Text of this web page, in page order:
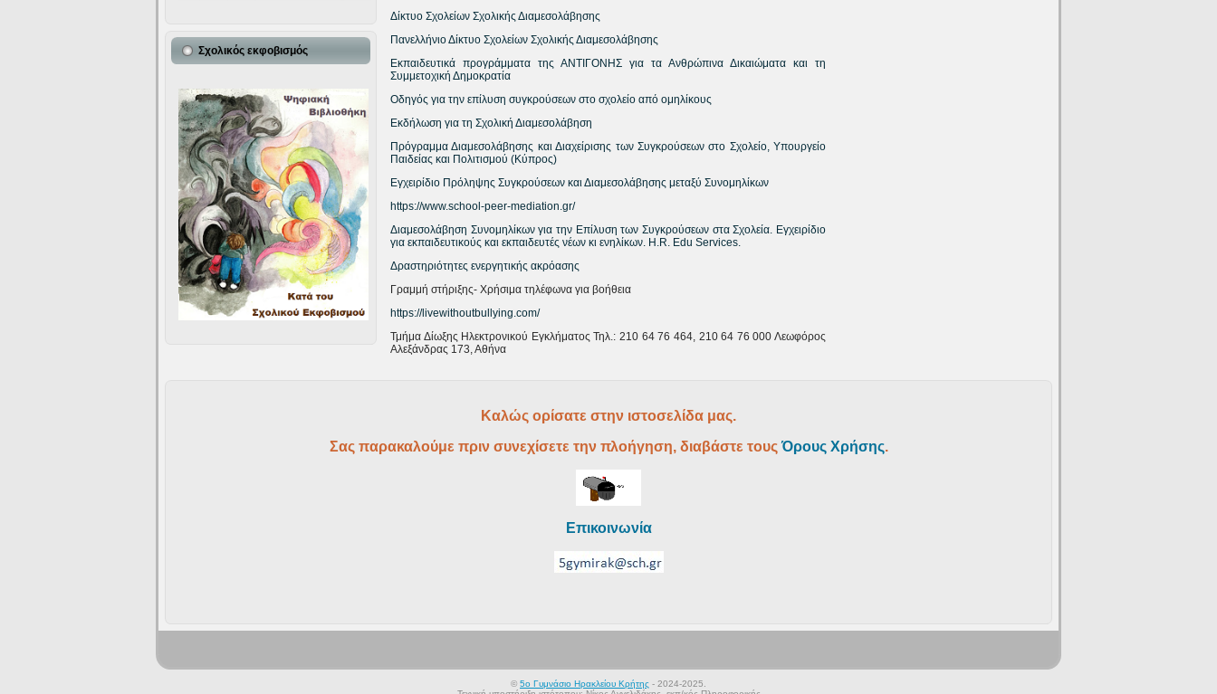
Σχολικός εκφοβισμός
Δίκτυο Σχολείων Σχολικής Διαμεσολάβησης
Πανελλήνιο Δίκτυο Σχολείων Σχολικής Διαμεσολάβησης
Εκπαιδευτικά προγράμματα της ΑΝΤΙΓΟΝΗΣ για τα Ανθρώπινα Δικαιώματα και τη
Συμμετοχική Δημοκρατία
Οδηγός για την επίλυση συγκρούσεων στο σχολείο από ομηλίκους
Εκδήλωση για τη Σχολική Διαμεσολάβηση
Πρόγραμμα Διαμεσολάβησης και Διαχείρισης των Συγκρούσεων στο Σχολείο, Υπουργείο
Παιδείας και Πολιτισμού (Κύπρος)
Εγχειρίδιο Πρόληψης Συγκρούσεων και Διαμεσολάβησης μεταξύ Συνομηλίκων
https://www.school-peer-mediation.gr/
Διαμεσολάβηση Συνομηλίκων για την Επίλυση των Συγκρούσεων στα Σχολεία. Εγχειρίδιο
για εκπαιδευτικούς και εκπαιδευτές νέων κι ενηλίκων. H.R. Edu Services.
Δραστηριότητες ενεργητικής ακρόασης
Γραμμή στήριξης- Χρήσιμα τηλέφωνα για βοήθεια
https://livewithoutbullying.com/
Τμήμα Δίωξης Ηλεκτρονικού Εγκλήματος Τηλ.: 210 64 76 464, 210 64 76 000 Λεωφόρος
Αλεξάνδρας 173, Αθήνα
Καλώς ορίσατε στην ιστοσελίδα μας.
Σας παρακαλούμε πριν συνεχίσετε την πλοήγηση, διαβάστε τουςΌρους Χρήσης.
Επικοινωνία
© 5ο Γυμνάσιο Ηρακλείου Κρήτης - 2024-2025.